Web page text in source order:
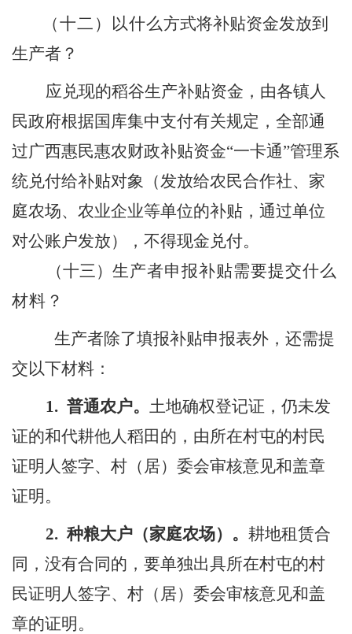
（十二）
以什么方式将补贴资金发放到
生产者？
应兑现的稻谷生产补贴资金，由各镇人
民政府根据国库集中支付有关规定，全部通
过广西惠民惠农财政补贴资金“一卡通”管理系
统兑付给补贴对象（发放给农民合作社、家
庭农场、农业企业等单位的补贴，通过单位
对公账户发放）， 不得现金兑付。
（十三） 生产者申报补贴需要提交什么
材料？
生产者除了填报补贴申报表外，还需提
交以下材料：
1. 普通农户。 土地确权登记证，仍未发
证的和代耕他人稻田的，由所在村屯的村民
证明人签字、村（居）委会审核意见和盖章
证明。
2. 种粮大户（家庭农场） 。 耕地租赁合
同，没有合同的，要单独出具所在村屯的村
民证明人签字、村（居）委会审核意见和盖
章的证明。